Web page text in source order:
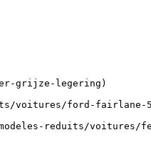
grijze-legering)
voitures/ford-fairlane-
fr/modeles-reduits/